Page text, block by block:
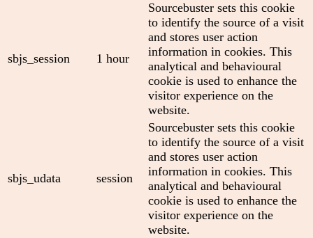
sbjs_session 1 hour
Sourcebuster sets this cookie
to identify the source of a visit
and stores user action
information in cookies. This
analytical and behavioural
cookie is used to enhance the
visitor experience on the
website.
sbjs_udata session
Sourcebuster sets this cookie
to identify the source of a visit
and stores user action
information in cookies. This
analytical and behavioural
cookie is used to enhance the
visitor experience on the
website.